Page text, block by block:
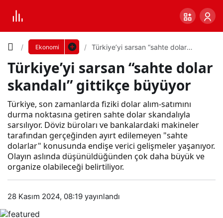
Ekonomi
Türkiye’yi sarsan “sahte dolar
Türkiye’yi sarsan “sahte dolar
skandalı” gittikçe büyüyor
Türkiye, son zamanlarda fiziki dolar alım-satımını
durma noktasına getiren sahte dolar skandalıyla
sarsılıyor. Döviz büroları ve bankalardaki makineler
tarafından gerçeğinden ayırt edilemeyen "sahte
dolarlar" konusunda endişe verici gelişmeler yaşanıyor.
Olayın aslında düşünüldüğünden çok daha büyük ve
organize olabileceği belirtiliyor.
28 Kasım 2024, 08:19 yayınlandı
Tür
kiye’
yi
an
Yazı
Boyutunu
Ayarla
Küçük 100% Dev
0 PAYLAŞ